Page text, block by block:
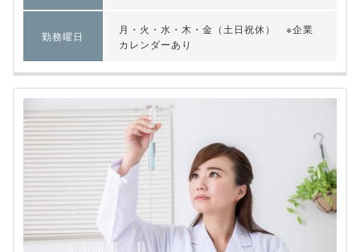
勤務曜日
月・火・水・木・金（土日祝休） ※企業
カレンダーあり